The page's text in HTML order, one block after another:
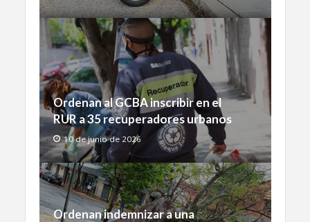
Ordenan al GCBA inscribir en el
RUR a 35 recuperadores urbanos
10 de junio de 2026
Ordenan indemnizar a una